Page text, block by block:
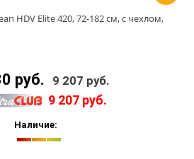
HDV Elite 420, 72-182 см, с чехлом,
руб. 9 207 руб.
9 207 руб.
Наличие: